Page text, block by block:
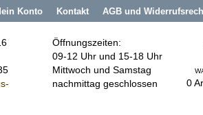
Konto Kontakt AGB und
-
Öffnungszeiten:
09-12 Uhr und 15-18 Uhr
Mittwoch und Samstag
nachmittag geschlossen
0